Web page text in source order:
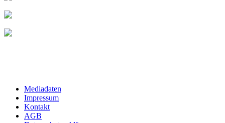
Mediadaten
Impressum
Kontakt
AGB